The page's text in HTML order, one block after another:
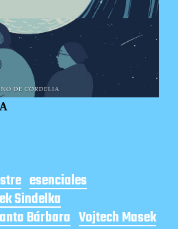
esenciales
Sindelka
Bárbara Vojtech Masek